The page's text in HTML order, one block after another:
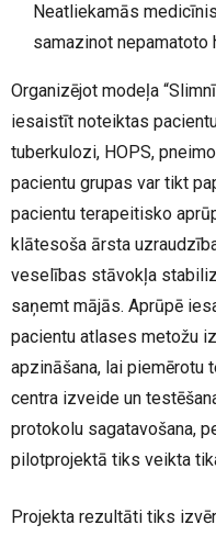
Neatliekamās
samazinot
Organizējot modeļa
iesaistīt noteiktas
tuberkulozi, HOPS,
pacientu grupas var tikt
pacientu terapeitisko
klātesoša ārsta
veselības stāvokļa
saņemt mājās. Aprūpē
pacientu atlases metožu
apzināšana, lai piemērotu
centra izveide un
protokolu sagatavošana,
pilotprojektā tiks veikta
Projekta rezultāti tiks